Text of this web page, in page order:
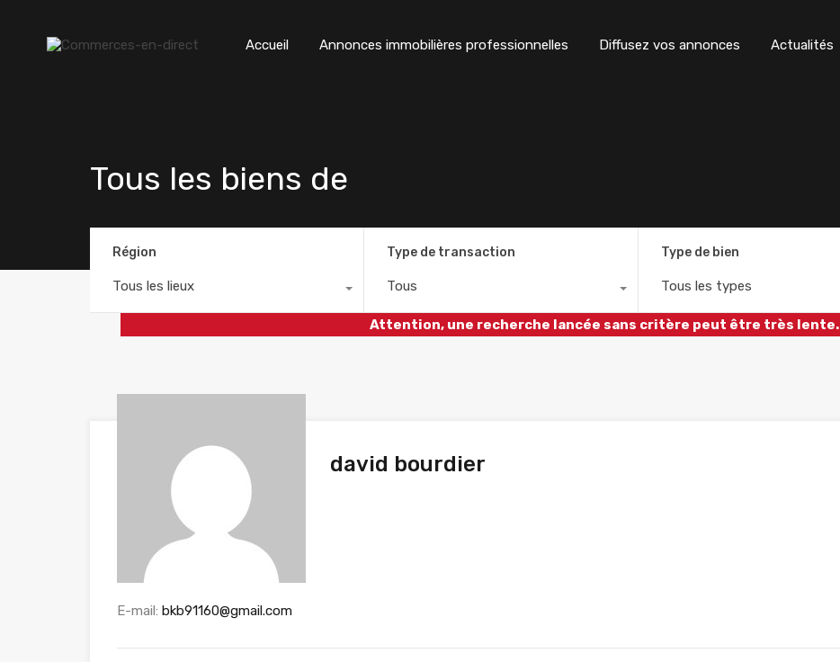
Accueil Annonces immobilières professionnelles Diffusez vos annonces Actualités
Tous les biens de
Région
Tous les lieux
Type de transaction
Tous
Type de bien
Tous les types
Attention, une recherche lancée sans critère peut être très lente.
david bourdier
E-mail: bkb91160@gmail.com